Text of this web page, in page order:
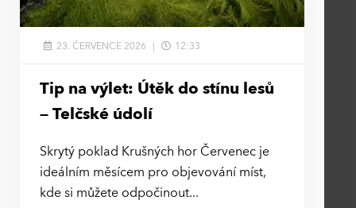
Tip na výlet: Útěk do stínu lesů
– Telčské údolí
Skrytý poklad Krušných hor Červenec je
ideálním měsícem pro objevování míst,
kde si můžete odpočinout
23. ČERVENCE 2026 12:33